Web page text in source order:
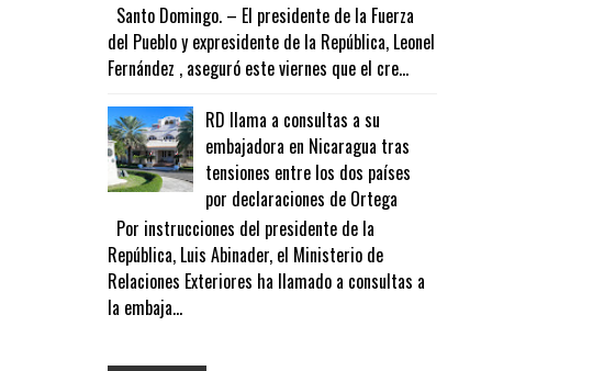
Santo Domingo. – El presidente de la Fuerza
del Pueblo y expresidente de la República, Leonel
Fernández , aseguró este viernes que el cre...
RD llama a consultas a su
embajadora en Nicaragua tras
tensiones entre los dos países
por declaraciones de Ortega
Por instrucciones del presidente de la
República, Luis Abinader, el Ministerio de
Relaciones Exteriores ha llamado a consultas a
la embaja...